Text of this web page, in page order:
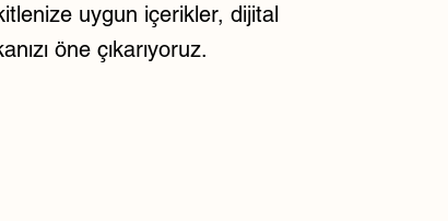
uygun içerikler, dijital
öne çıkarıyoruz.